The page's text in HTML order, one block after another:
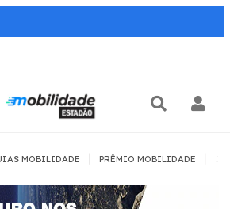
MOBILIDADE PRÊMIO MOBILIDADE